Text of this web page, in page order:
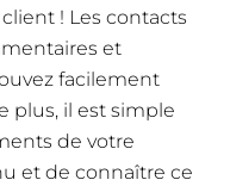
! Les contacts
et
facilement
plus, il est simple
de votre
et de connaître ce